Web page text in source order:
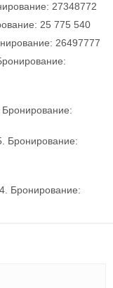
27348772
25 775 540
26497777
Бронирование:
Бронирование: